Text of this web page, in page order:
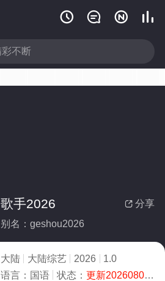
   
 分享
歌手2026
别名：geshou2026
大陆 大陆综艺 2026
1.0
语言： 国语 状态： 更新20260807 -